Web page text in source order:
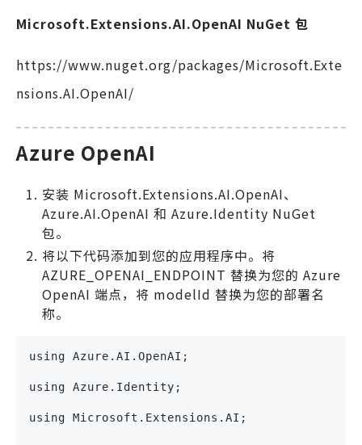
Microsoft.Extensions.AI.OpenAI NuGet 包
https://www.nuget.org/packages/Microsoft.Exte
nsions.AI.OpenAI/
Azure OpenAI
安装 Microsoft.Extensions.AI.OpenAI、
Azure.AI.OpenAI 和 Azure.Identity NuGet
包。
将以下代码添加到您的应用程序中。将
AZURE_OPENAI_ENDPOINT 替换为您的 Azure
OpenAI 端点，将 modelId 替换为您的部署名
称。
using Azure.AI.OpenAI;
using Azure.Identity;
using Microsoft.Extensions.AI;